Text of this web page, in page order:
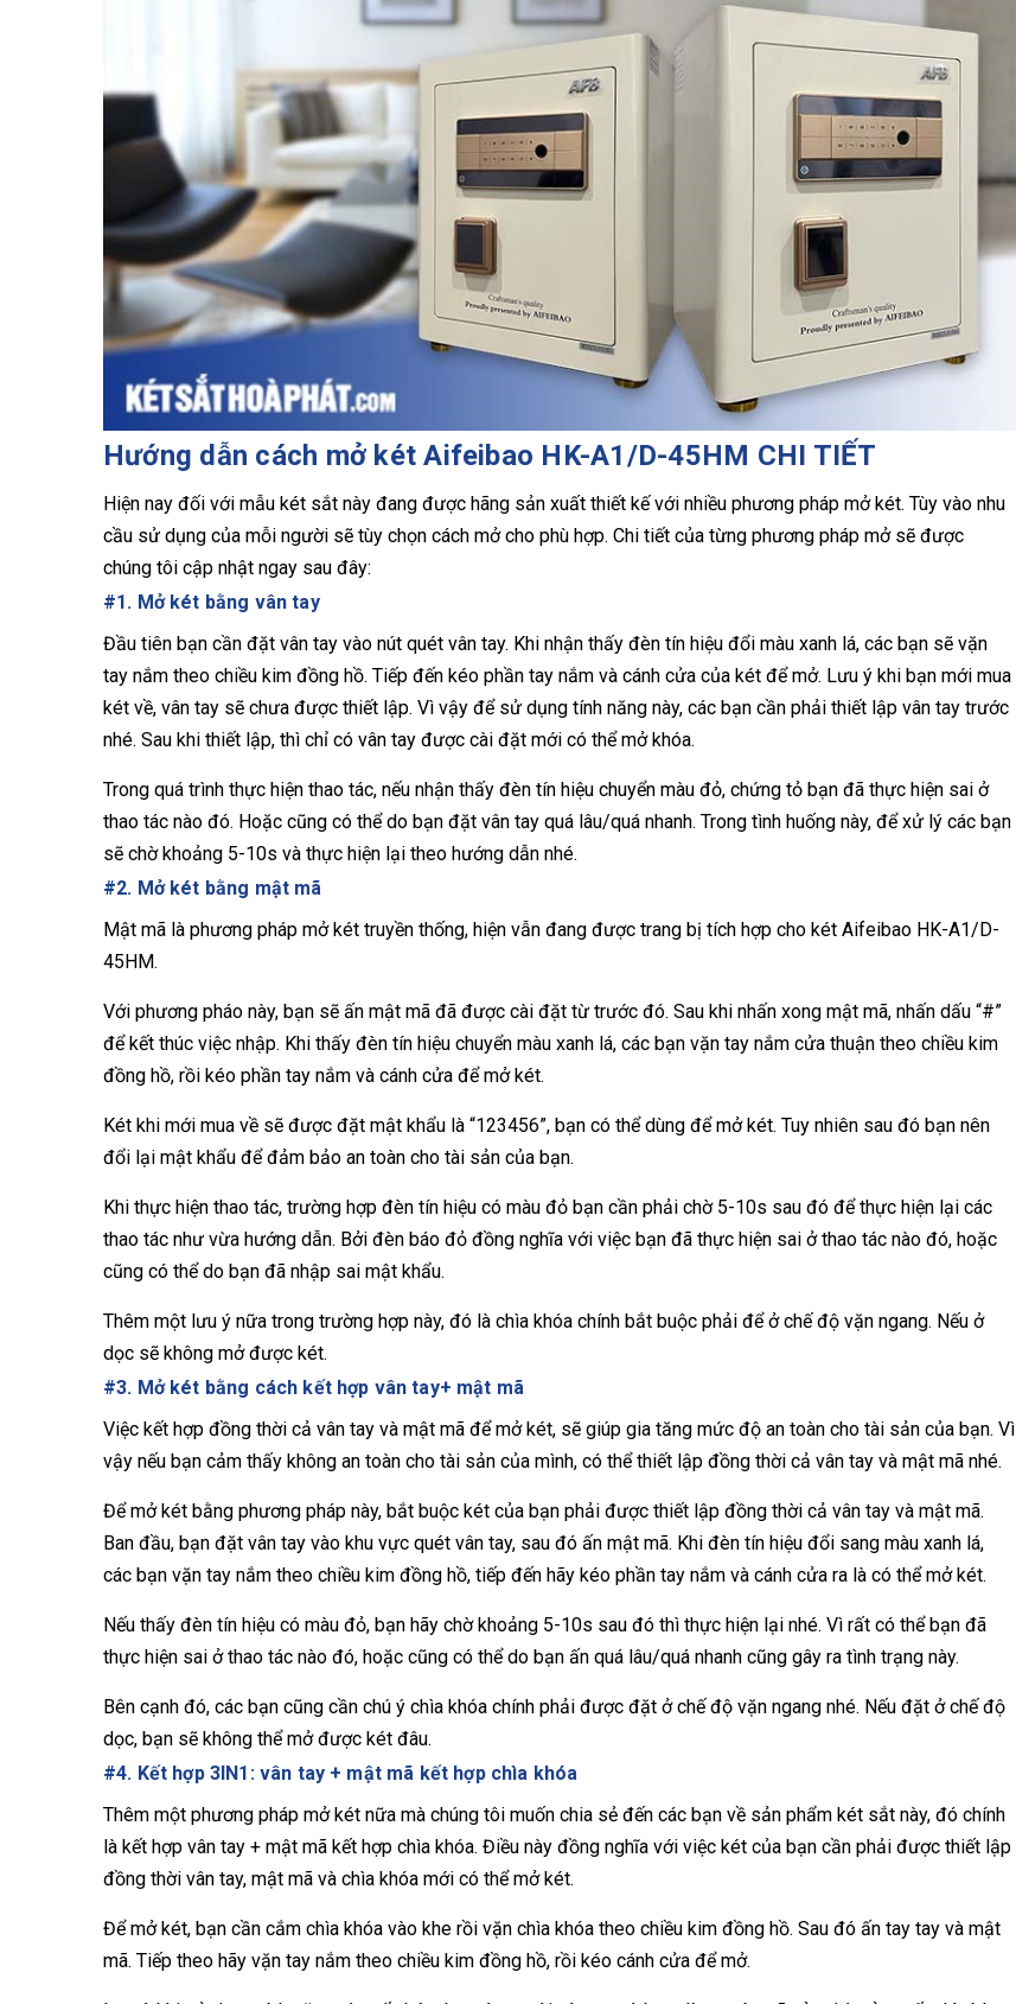
Hướng dẫn cách mở két Aifeibao HK-A1/D-45HM CHI TIẾT
Hiện nay đối với mẫu két sắt này đang được hãng sản xuất thiết kế với nhiều phương pháp mở két. Tùy vào nhu
cầu sử dụng của mỗi người sẽ tùy chọn cách mở cho phù hợp. Chi tiết của từng phương pháp mở sẽ được
chúng tôi cập nhật ngay sau đây:
#1. Mở két bằng vân tay
Đầu tiên bạn cần đặt vân tay vào nút quét vân tay. Khi nhận thấy đèn tín hiệu đổi màu xanh lá, các bạn sẽ vặn
tay nắm theo chiều kim đồng hồ. Tiếp đến kéo phần tay nắm và cánh cửa của két để mở. Lưu ý khi bạn mới mua
két về, vân tay sẽ chưa được thiết lập. Vì vậy để sử dụng tính năng này, các bạn cần phải thiết lập vân tay trước
nhé. Sau khi thiết lập, thì chỉ có vân tay được cài đặt mới có thể mở khóa.
Trong quá trình thực hiện thao tác, nếu nhận thấy đèn tín hiệu chuyển màu đỏ, chứng tỏ bạn đã thực hiện sai ở
thao tác nào đó. Hoặc cũng có thể do bạn đặt vân tay quá lâu/quá nhanh. Trong tình huống này, để xử lý các bạn
sẽ chờ khoảng 5-10s và thực hiện lại theo hướng dẫn nhé.
#2. Mở két bằng mật mã
Mật mã là phương pháp mở két truyền thống, hiện vẫn đang được trang bị tích hợp cho két Aifeibao HK-A1/D-
45HM.
Với phương pháo này, bạn sẽ ấn mật mã đã được cài đặt từ trước đó. Sau khi nhấn xong mật mã, nhấn dấu “#”
để kết thúc việc nhập. Khi thấy đèn tín hiệu chuyển màu xanh lá, các bạn vặn tay nắm cửa thuận theo chiều kim
đồng hồ, rồi kéo phần tay nắm và cánh cửa để mở két.
Két khi mới mua về sẽ được đặt mật khẩu là “123456”, bạn có thể dùng để mở két. Tuy nhiên sau đó bạn nên
đổi lại mật khẩu để đảm bảo an toàn cho tài sản của bạn.
Khi thực hiện thao tác, trường hợp đèn tín hiệu có màu đỏ bạn cần phải chờ 5-10s sau đó để thực hiện lại các
thao tác như vừa hướng dẫn. Bởi đèn báo đỏ đồng nghĩa với việc bạn đã thực hiện sai ở thao tác nào đó, hoặc
cũng có thể do bạn đã nhập sai mật khẩu.
Thêm một lưu ý nữa trong trường hợp này, đó là chìa khóa chính bắt buộc phải để ở chế độ vặn ngang. Nếu ở
dọc sẽ không mở được két.
#3. Mở két bằng cách kết hợp vân tay+ mật mã
Việc kết hợp đồng thời cả vân tay và mật mã để mở két, sẽ giúp gia tăng mức độ an toàn cho tài sản của bạn. Vì
vậy nếu bạn cảm thấy không an toàn cho tài sản của mình, có thể thiết lập đồng thời cả vân tay và mật mã nhé.
Để mở két bằng phương pháp này, bắt buộc két của bạn phải được thiết lập đồng thời cả vân tay và mật mã.
Ban đầu, bạn đặt vân tay vào khu vực quét vân tay, sau đó ấn mật mã. Khi đèn tín hiệu đổi sang màu xanh lá,
các bạn vặn tay nắm theo chiều kim đồng hồ, tiếp đến hãy kéo phần tay nắm và cánh cửa ra là có thể mở két.
Nếu thấy đèn tín hiệu có màu đỏ, bạn hãy chờ khoảng 5-10s sau đó thì thực hiện lại nhé. Vì rất có thể bạn đã
thực hiện sai ở thao tác nào đó, hoặc cũng có thể do bạn ấn quá lâu/quá nhanh cũng gây ra tình trạng này.
Bên cạnh đó, các bạn cũng cần chú ý chìa khóa chính phải được đặt ở chế độ vặn ngang nhé. Nếu đặt ở chế độ
dọc, bạn sẽ không thể mở được két đâu.
#4. Kết hợp 3IN1: vân tay + mật mã kết hợp chìa khóa
Thêm một phương pháp mở két nữa mà chúng tôi muốn chia sẻ đến các bạn về sản phẩm két sắt này, đó chính
là kết hợp vân tay + mật mã kết hợp chìa khóa. Điều này đồng nghĩa với việc két của bạn cần phải được thiết lập
đồng thời vân tay, mật mã và chìa khóa mới có thể mở két.
Để mở két, bạn cần cắm chìa khóa vào khe rồi vặn chìa khóa theo chiều kim đồng hồ. Sau đó ấn tay tay và mật
mã. Tiếp theo hãy vặn tay nắm theo chiều kim đồng hồ, rồi kéo cánh cửa để mở.